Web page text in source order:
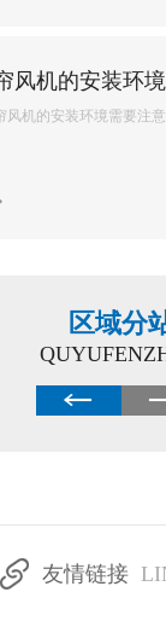
很多工厂降温陷入误区
区域分
友情链接